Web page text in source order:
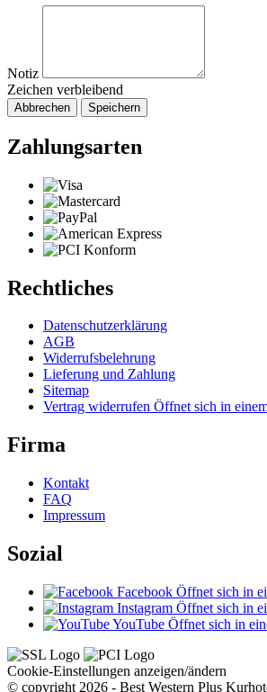
Notiz
Zeichen verbleibend
Abbrechen Speichern
Zahlungsarten
Rechtliches
Datenschutzerklärung
AGB
Widerrufsbelehrung
Lieferung und Zahlung
Sitemap
Vertrag widerrufen Öffnet sich in
Firma
Kontakt
FAQ
Impressum
Sozial
Facebook Öffnet sich in
Instagram Öffnet sich in
YouTube Öffnet sich in
Cookie-Einstellungen anzeigen/ändern
© copyright 2026 - Best Western Plus